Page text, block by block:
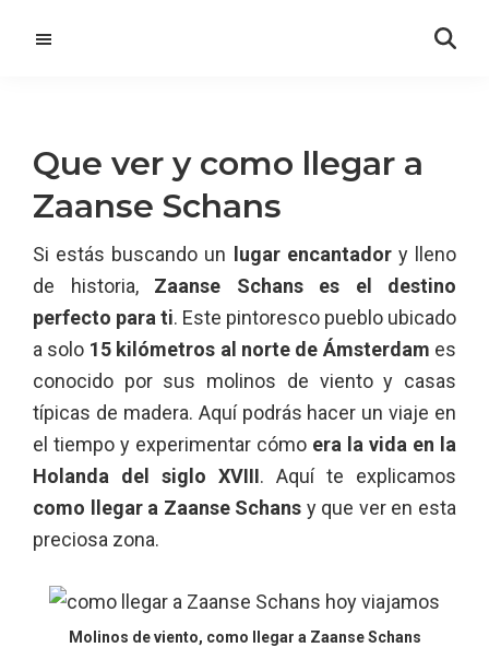
principal
Que ver y como llegar a
Zaanse Schans
Si estás buscando un lugar encantadory lleno
de historia, Zaanse Schans es el destino
perfecto para ti. Este pintoresco pueblo ubicado
a solo 15 kilómetros al norte de Ámsterdam es
conocido por sus molinos de viento y casas
típicas de madera. Aquí podrás hacer un viaje en
el tiempo y experimentar cómo era la vida en la
Holanda del siglo XVIII. Aquí te explicamos
como llegar a Zaanse Schans y que ver en esta
preciosa zona.
Molinos de viento, como llegar a Zaanse Schans